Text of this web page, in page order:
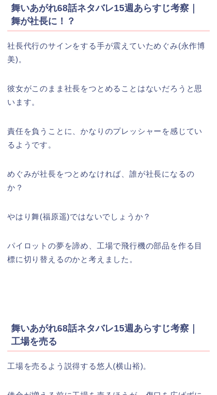
舞いあがれ68話ネタバレ15週あらすじ考察｜
舞が社長に！？
社長代行のサインをする手が震えていためぐみ(永作博
美)。
彼女がこのまま社長をつとめることはないだろうと思
います。
責任を負うことに、かなりのプレッシャーを感じてい
るようです。
めぐみが社長をつとめなければ、誰が社長になるの
か？
やはり舞(福原遥)ではないでしょうか？
パイロットの夢を諦め、工場で飛行機の部品を作る目
標に切り替えるのかと考えました。
舞いあがれ68話ネタバレ15週あらすじ考察｜
工場を売る
工場を売るよう説得する悠人(横山裕)。